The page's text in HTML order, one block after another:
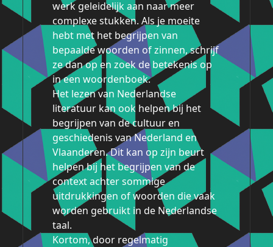
werk geleidelijk aan naar meer
complexe stukken. Als je moeite
hebt met het begrijpen van
bepaalde woorden of zinnen, schrijf
ze dan op en zoek de betekenis op
in een woordenboek.
Het lezen van Nederlandse
literatuur kan ook helpen bij het
begrijpen van de cultuur en
geschiedenis van Nederland en
Vlaanderen. Dit kan op zijn beurt
helpen bij het begrijpen van de
context achter sommige
uitdrukkingen of woorden die vaak
worden gebruikt in de Nederlandse
taal.
Kortom, door regelmatig